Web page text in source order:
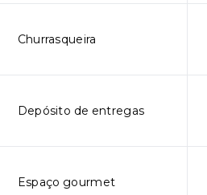
Churrasqueira
Depósito de entregas
Espaço gourmet